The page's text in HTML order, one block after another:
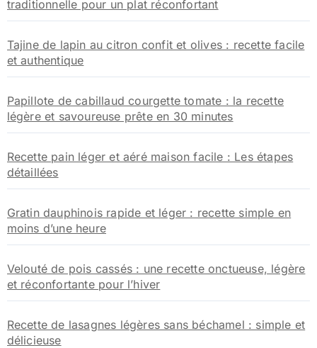
traditionnelle pour un plat réconfortant
Tajine de lapin au citron confit et olives : recette facile
et authentique
Papillote de cabillaud courgette tomate : la recette
légère et savoureuse prête en 30 minutes
Recette pain léger et aéré maison facile : Les étapes
détaillées
Gratin dauphinois rapide et léger : recette simple en
moins d’une heure
Velouté de pois cassés : une recette onctueuse, légère
et réconfortante pour l’hiver
Recette de lasagnes légères sans béchamel : simple et
délicieuse